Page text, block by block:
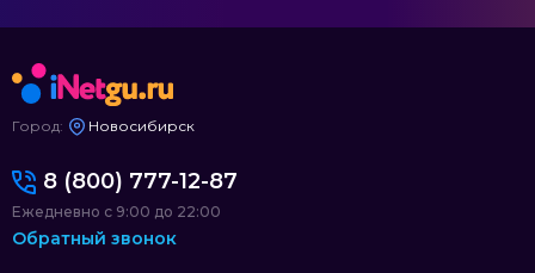
Город: Новосибирск
8 (800) 777-12-87
Ежедневно с 9:00 до 22:00
Обратный звонок